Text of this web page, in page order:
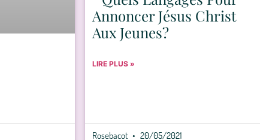
Annoncer Jésus Christ
Aux Jeunes?
LIRE PLUS »
Rosebacot 20/05/2021